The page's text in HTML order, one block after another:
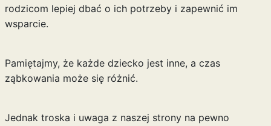
rodzicom lepiej dbać o ich potrzeby i zapewnić im
wsparcie.
Pamiętajmy, że każde dziecko jest inne, a czas
ząbkowania może się różnić.
Jednak troska i uwaga z naszej strony na pewno